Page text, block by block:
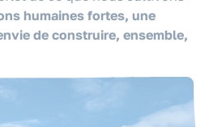
humaines fortes, une
de construire, ensemble,